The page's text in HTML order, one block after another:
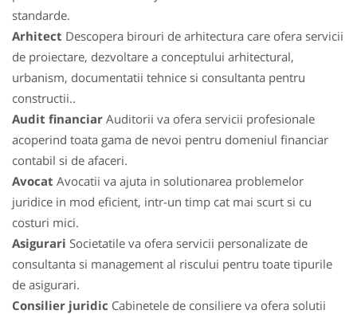
standarde.
Arhitect Descopera birouri de arhitectura care ofera servicii
de proiectare, dezvoltare a conceptului arhitectural,
urbanism, documentatii tehnice si consultanta pentru
constructii..
Audit financiar Auditorii va ofera servicii profesionale
acoperind toata gama de nevoi pentru domeniul financiar
contabil si de afaceri.
Avocat Avocatii va ajuta in solutionarea problemelor
juridice in mod eficient, intr-un timp cat mai scurt si cu
costuri mici.
Asigurari Societatile va ofera servicii personalizate de
consultanta si management al riscului pentru toate tipurile
de asigurari.
Consilier juridic Cabinetele de consiliere va ofera solutii